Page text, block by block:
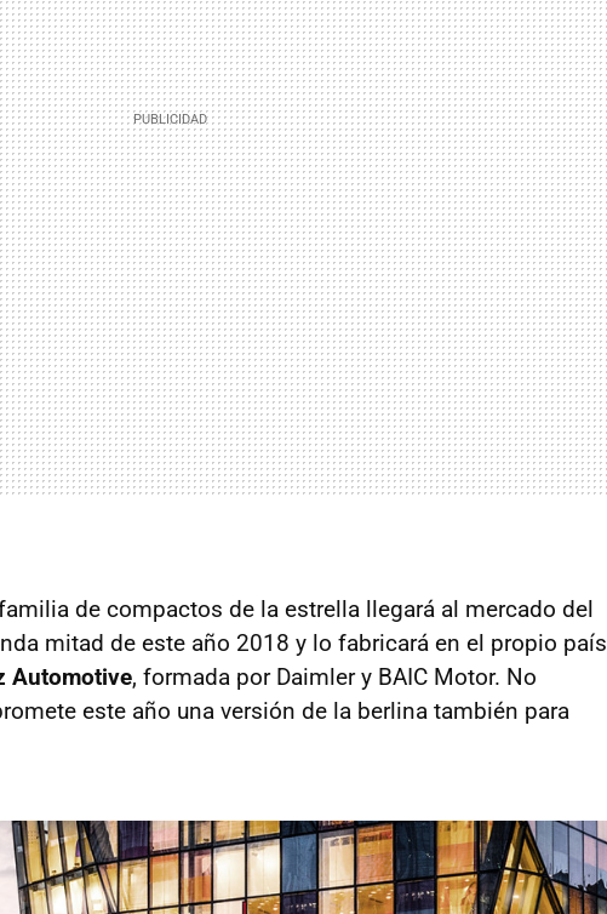
de compactos de la estrella llegará al mercado del
mitad de este año 2018 y lo fabricará en el propio país
Automotive, formada por Daimler y BAIC Motor. No
este año una versión de la berlina también para